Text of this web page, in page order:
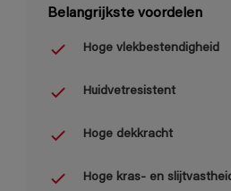
Belangrijkste voordelen
Hoge vlekbestendigheid
Huidvetresistent
Hoge dekkracht
Hoge kras- en